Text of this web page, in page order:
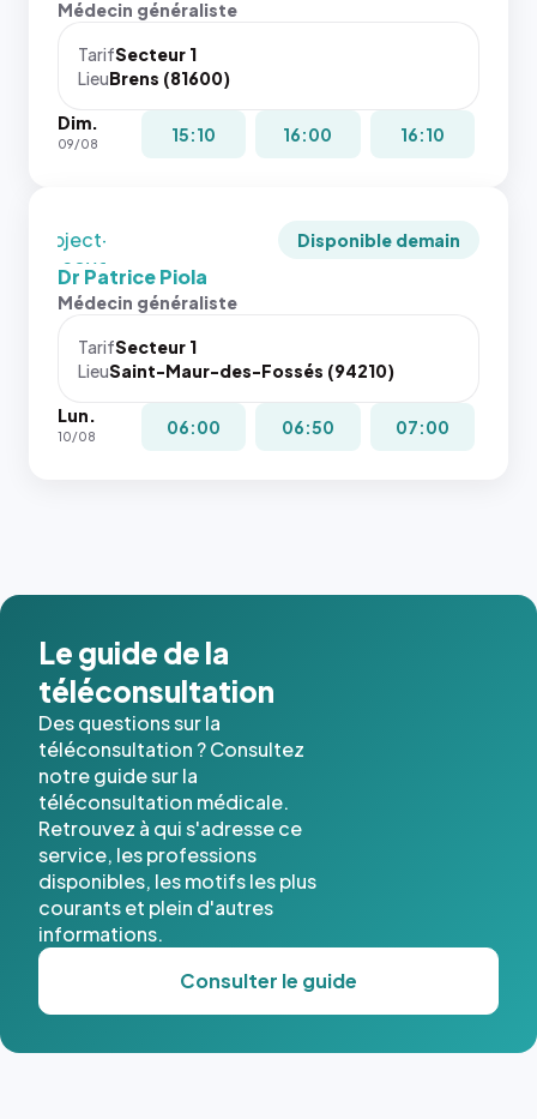
dans ce
cas. #}
navigateur
pas la
place, et
dernières
images de
l'annuaire
dans ce
cas. #}
Médecin généraliste
TarifSecteur 1
LieuBrens (81600)
Dim.
09/08 15:10 16:00 16:10
juste à
toutes les
puisque la
`object-
fit: cover`.
Sans ces
navigateur
pas la
place, et
Disponible demain
Dr Patrice Piola
Médecin généraliste
TarifSecteur 1
LieuSaint-Maur-des-Fossés (94210)
Lun.
10/08 06:00 06:50 07:00
Le guide de la
téléconsultation
Des questions sur la
téléconsultation ? Consultez
notre guide sur la
téléconsultation médicale.
Retrouvez à qui s'adresse ce
service, les professions
disponibles, les motifs les plus
courants et plein d'autres
informations.
Consulter le guide